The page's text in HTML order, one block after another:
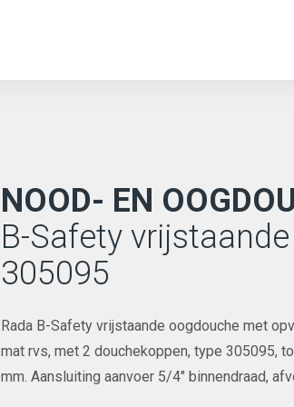
NOOD- EN
B-Safety
305095
Rada B-Safety vrijstaande oogdouche met
mat rvs, met 2 douchekoppen, type 305095,
mm. Aansluiting aanvoer 5/4" binnendraad,